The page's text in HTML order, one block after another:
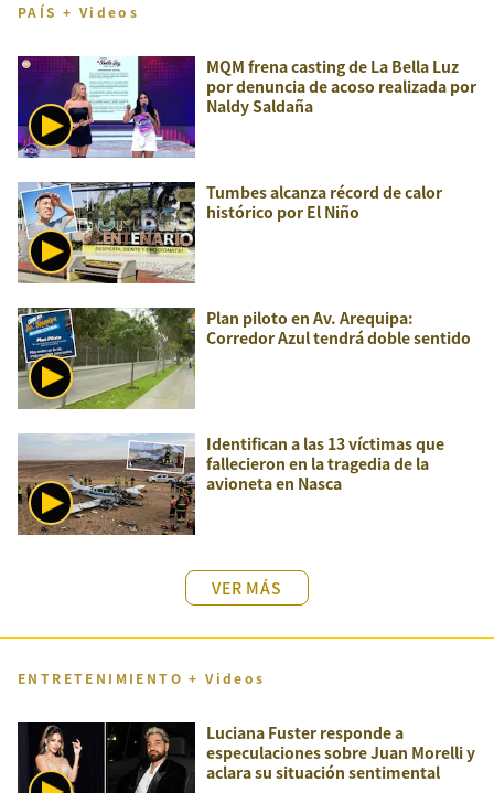
PAÍS + Videos
MQM frena casting de La Bella Luz
por denuncia de acoso realizada por
Naldy Saldaña
Tumbes alcanza récord de calor
histórico por El Niño
Plan piloto en Av. Arequipa:
Corredor Azul tendrá doble sentido
Identifican a las 13 víctimas que
fallecieron en la tragedia de la
avioneta en Nasca
VER MÁS
ENTRETENIMIENTO + Videos
Luciana Fuster responde a
especulaciones sobre Juan Morelli y
aclara su situación sentimental